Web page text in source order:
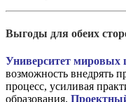
Выгоды для обеих
Университет мировых
возможность внедрять
процесс, усиливая
образования.